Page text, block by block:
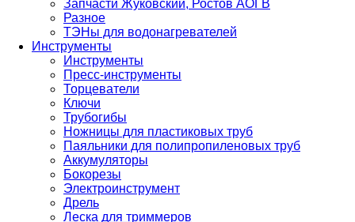
Запчасти Жуковский, Ростов АОГВ
Разное
ТЭНы для водонагревателей
Инструменты
Инструменты
Пресс-инструменты
Торцеватели
Ключи
Трубогибы
Ножницы для пластиковых труб
Паяльники для полипропиленовых труб
Аккумуляторы
Бокорезы
Электроинструмент
Дрель
Леска для триммеров